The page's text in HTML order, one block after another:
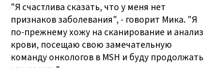
"Я счастлива сказать, что у меня нет
признаков заболевания", - говорит Мика. "Я
по-прежнему хожу на сканирование и анализ
крови, посещаю свою замечательную
команду онкологов в MSH и буду продолжать